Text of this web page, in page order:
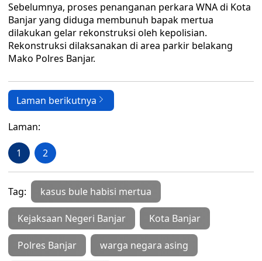
Sebelumnya, proses penanganan perkara WNA di Kota
Banjar yang diduga membunuh bapak mertua
dilakukan gelar rekonstruksi oleh kepolisian.
Rekonstruksi dilaksanakan di area parkir belakang
Mako Polres Banjar.
Laman berikutnya
Laman:
1 2
Tag: kasus bule habisi mertua
Kejaksaan Negeri Banjar Kota Banjar
Polres Banjar warga negara asing